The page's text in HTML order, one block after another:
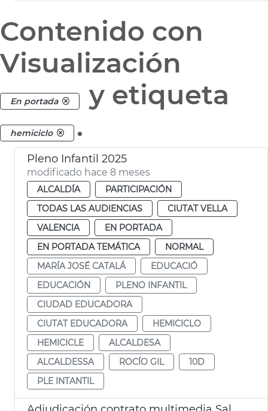
Contenido con
Visualización
En portada y etiqueta
hemiciclo .
Pleno Infantil 2025
modificado hace 8 meses
ALCALDÍA
PARTICIPACIÓN
TODAS LAS AUDIENCIAS
CIUTAT VELLA
VALENCIA
EN PORTADA
EN PORTADA TEMÁTICA
NORMAL
MARÍA JOSÉ CATALÁ
EDUCACIÓ
EDUCACIÓN
PLENO INFANTIL
CIUDAD EDUCADORA
CIUTAT EDUCADORA
HEMICICLO
HEMICICLE
ALCALDESA
ALCALDESSA
ROCÍO GIL
10D
PLE INTANTIL